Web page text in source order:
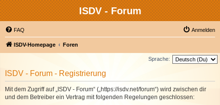
ISDV - Forum
FAQ Anmelden
ISDV-Homepage Foren
Sprache:
ISDV - Forum - Registrierung
Mit dem Zugriff auf „ISDV - Forum“ („https://isdv.net/forum“) wird zwischen dir
und dem Betreiber ein Vertrag mit folgenden Regelungen geschlossen: